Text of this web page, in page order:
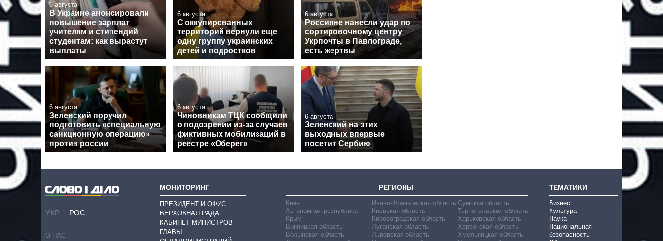
6 августа
В Украине анонсировали
повышение зарплат
учителям и стипендий
студентам: как вырастут
выплаты
6 августа
С оккупированных
территорий вернули еще
одну группу украинских
детей и подростков
6 августа
Россияне нанесли удар по
сортировочному центру
Укрпочты в Павлограде,
есть жертвы
6 августа
Зеленский поручил
подготовить «специальную
санкционную операцию»
против россии
6 августа
Чиновникам ТЦК сообщили
о подозрении из-за случаев
фиктивных мобилизаций в
реестре «Оберег»
6 августа
Зеленский на этих
выходных впервые
посетит Сербию
УКР РОС
О НАС
МОНИТОРИНГ
ПРЕЗИДЕНТ И ОФИС
ВЕРХОВНАЯ РАДА
КАБИНЕТ МИНИСТРОВ
ГЛАВЫ
РЕГИОНЫ
Киев
Автономная республика
Крым
Винницкая область
Волынская область
Ивано-Франковская область
Киевская область
Кировоградская область
Луганская область
Львовская область
Сумская область
Тернопольская область
Харьковская область
Херсонская область
Хмельницкая область
ТЕМАТИКИ
Бизнес
Культура
Наука
Национальная
безопасность